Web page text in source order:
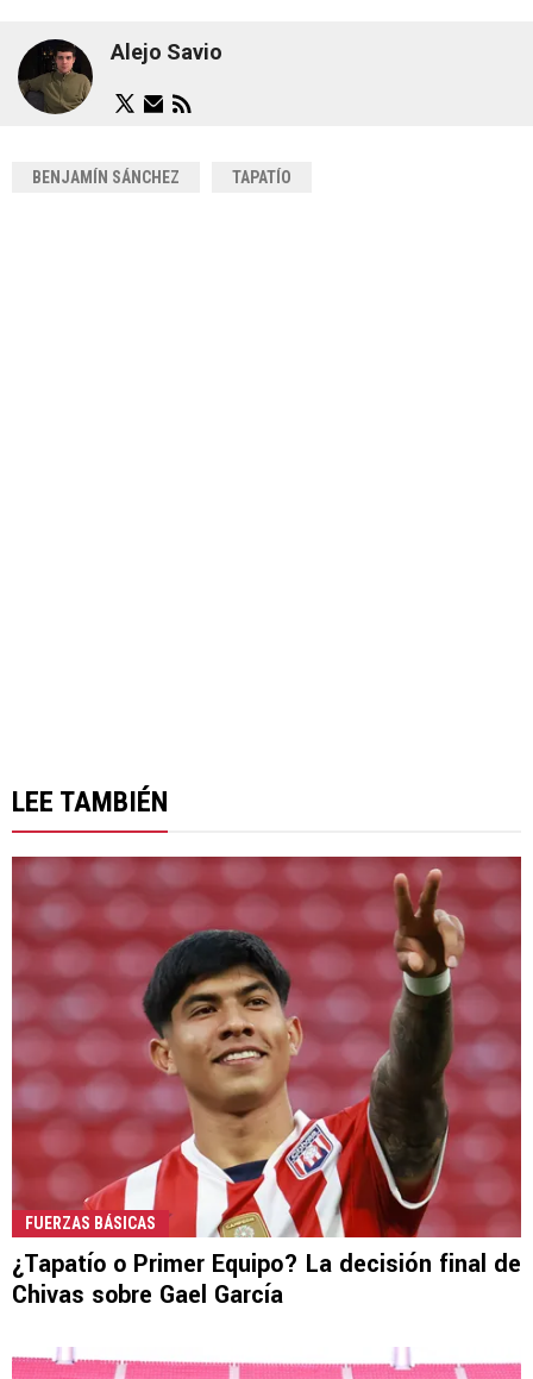
Alejo Savio
BENJAMÍN SÁNCHEZ TAPATÍO
LEE TAMBIÉN
FUERZAS BÁSICAS
¿Tapatío o Primer Equipo? La decisión final de
Chivas sobre Gael García